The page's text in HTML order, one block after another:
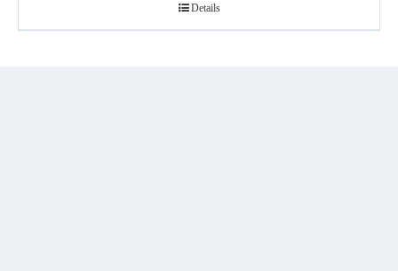
Details